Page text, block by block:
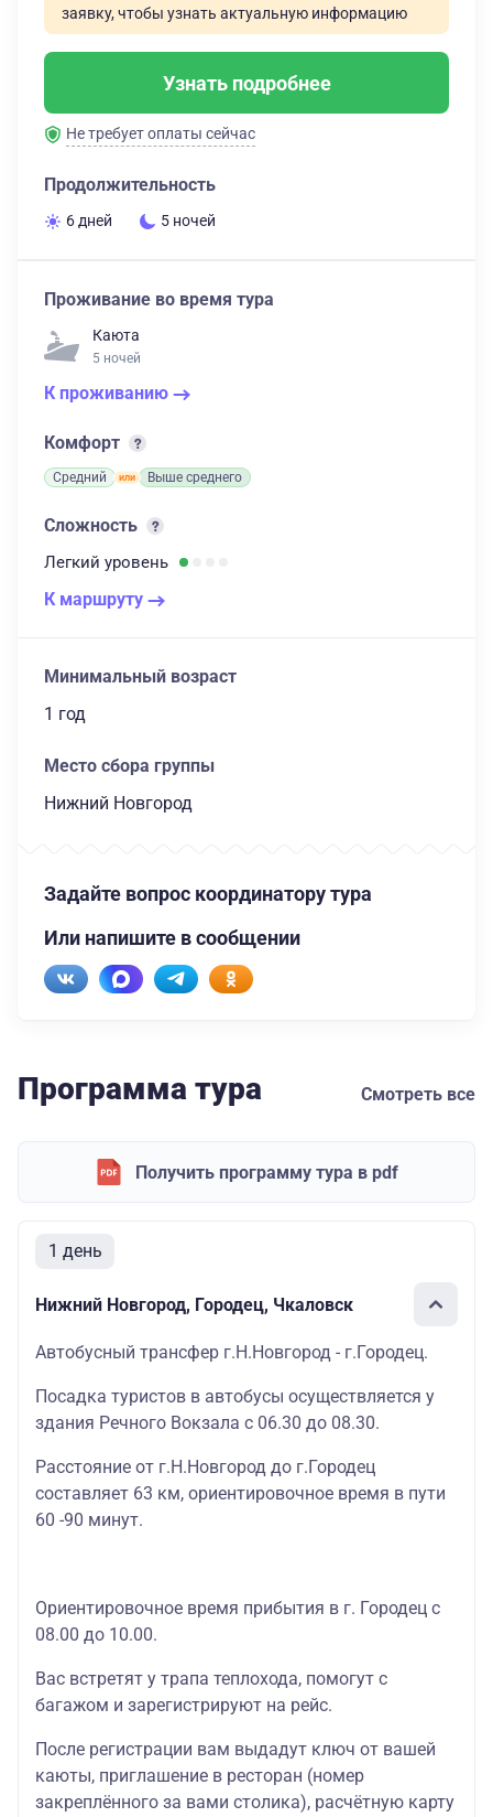
заявку, чтобы узнать актуальную информацию
Узнать подробнее
Не требует оплаты сейчас
Продолжительность
6 дней 5 ночей
Проживание во время тура
Каюта
5 ночей
К проживанию
Комфорт
Средний Выше среднего
Сложность
Легкий уровень
К маршруту
Минимальный возраст
1 год
Место сбора группы
Нижний Новгород
Задайте вопрос координатору тура
Или напишите в сообщении
Программа тура Смотреть все
Получить программу тура в pdf
1 день
Нижний Новгород, Городец, Чкаловск
Автобусный трансфер г.Н.Новгород - г.Городец.
Посадка туристов в автобусы осуществляется у
здания Речного Вокзала с 06.30 до 08.30.
Расстояние от г.Н.Новгород до г.Городец
составляет 63 км, ориентировочное время в пути
60 -90 минут.
Ориентировочное время прибытия в г. Городец с
08.00 до 10.00.
Вас встретят у трапа теплохода, помогут с
багажом и зарегистрируют на рейс.
После регистрации вам выдадут ключ от вашей
каюты, приглашение в ресторан (номер
закреплённого за вами столика), расчётную карту